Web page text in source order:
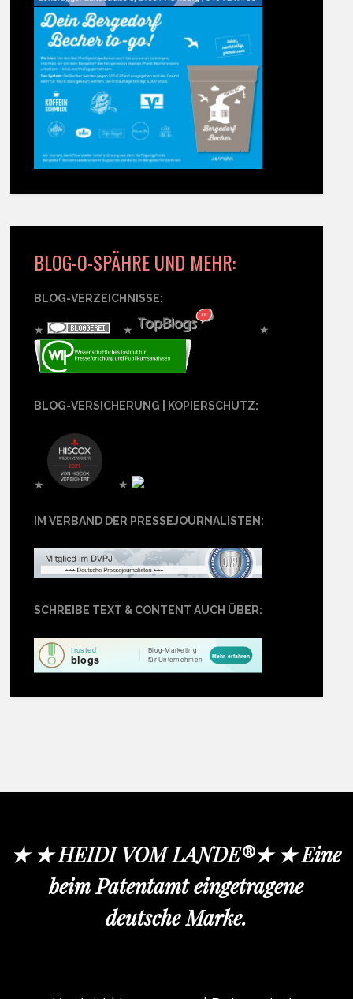
BLOG-O-SPÄHRE UND MEHR:
BLOG-VERZEICHNISSE:
★ ★ ★
BLOG-VERSICHERUNG | KOPIERSCHUTZ:
★ ★
IM VERBAND DER PRESSEJOURNALISTEN:
SCHREIBE TEXT & CONTENT AUCH ÜBER:
★ ★ HEIDI VOM LANDE®★ ★ Eine
beim Patentamt eingetragene
deutsche Marke.